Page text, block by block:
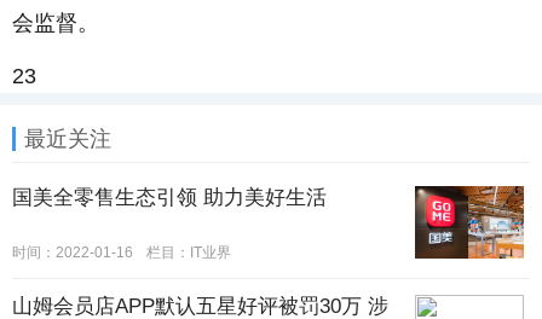
会监督。
23
最近关注
国美全零售生态引领 助力美好生活
时间：2022-01-16 栏目：IT业界
山姆会员店APP默认五星好评被罚30万 涉